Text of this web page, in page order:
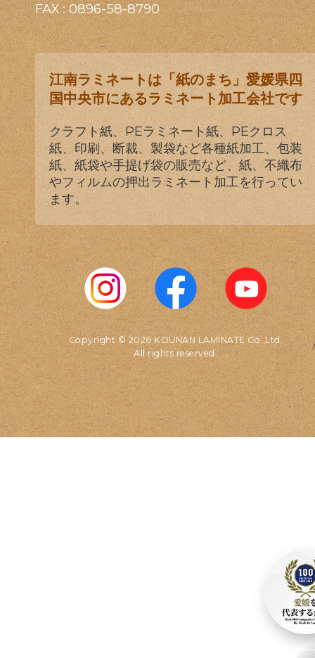
FAX : 0896-58-8790
江南ラミネートは「紙のまち」愛媛県四
国中央市にあるラミネート加工会社です
クラフト紙、PEラミネート紙、PEクロス
紙、印刷、断裁、製袋など各種紙加工、包装
紙、紙袋や手提げ袋の販売など、紙、不織布
やフィルムの押出ラミネート加工を行ってい
ます。
Copyright © 2026 KOUNAN LAMINATE Co.,Ltd.
All rights reserved.